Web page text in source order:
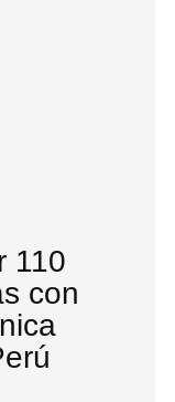
110
con